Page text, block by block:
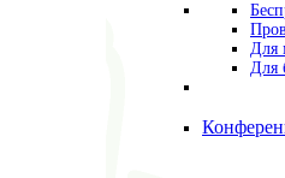
Для
Для